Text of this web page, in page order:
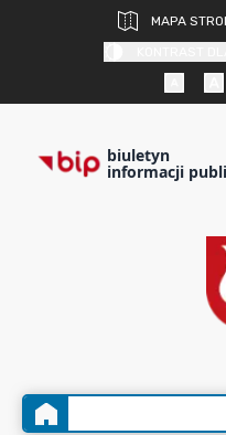
MAPA
biuletyn
informacji